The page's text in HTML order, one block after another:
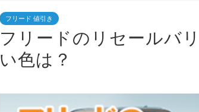
フリード 値引き
フリードのリセールバ
い色は？